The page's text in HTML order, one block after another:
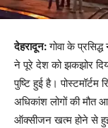
देहरादून:गोवा के
ने पूरे देश को झकझोर
पुष्टि हुई है।
अधिकांश लोगों की मौत
ऑक्सीजन खत्म होने से